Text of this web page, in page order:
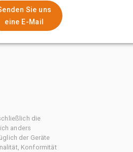
Sie uns
eine E-Mail
die
anders
der Geräte
Konformität